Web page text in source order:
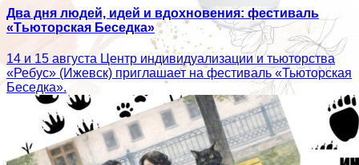
Два дня людей, идей и вдохновения: фестиваль
«Тьюторская Беседка»
14 и 15 августа Центр индивидуализации и тьюторства
«Ребус» (Ижевск) приглашает на фестиваль «Тьюторская
Беседка».